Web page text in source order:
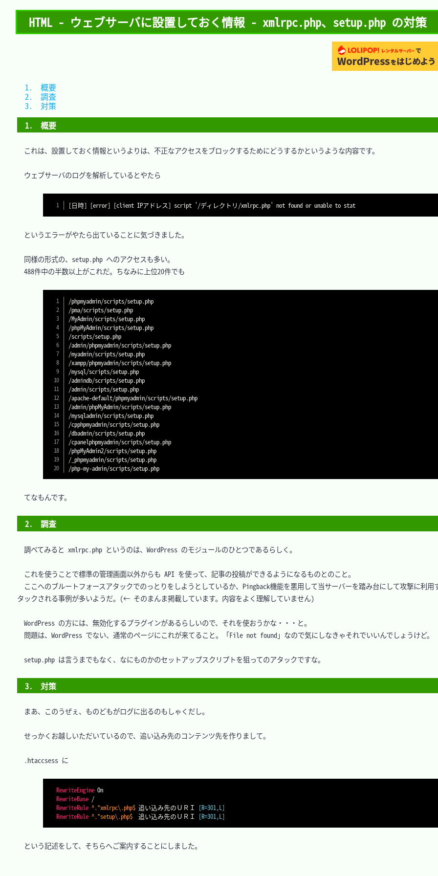
HTML - ウェブサーバに設置しておく情報 - xmlrpc.php、setup.php の対策
1.　概要
これは、設置しておく情報というよりは、不正なアクセスをブロックするためにどうするかというような内容です。
ウェブサーバのログを解析しているとやたら
[日時] [error] [client IPアドレス] script '/ディレクトリ/xmlrpc.php' not found or unable to stat
というエラーがやたら出ていることに気づきました。
同様の形式の、setup.php へのアクセスも多い。
488件中の半数以上がこれだ。ちなみに上位20件でも
/phpmyadmin/scripts/setup.php
/pma/scripts/setup.php
/MyAdmin/scripts/setup.php
/phpMyAdmin/scripts/setup.php
/scripts/setup.php
/admin/phpmyadmin/scripts/setup.php
/myadmin/scripts/setup.php
/xampp/phpmyadmin/scripts/setup.php
/mysql/scripts/setup.php
/admindb/scripts/setup.php
/admin/scripts/setup.php
/apache-default/phpmyadmin/scripts/setup.php
/admin/phpMyAdmin/scripts/setup.php
/mysqladmin/scripts/setup.php
/cpphpmyadmin/scripts/setup.php
/dbadmin/scripts/setup.php
/cpanelphpmyadmin/scripts/setup.php
/phpMyAdmin2/scripts/setup.php
/_phpmyadmin/scripts/setup.php
/php-my-admin/scripts/setup.php
てなもんです。
2.　調査
調べてみると xmlrpc.php というのは、WordPress のモジュールのひとつであるらしく。
これを使うことで標準の管理画面以外からも API を使って、記事の投稿ができるようになるものとのこと。
ここへのブルートフォースアタックでのっとりをしようとしているか、Pingback機能を悪用して当サーバーを踏み台にして攻撃に利用
タックされる事例が多いようだ。(← そのまんま掲載しています。内容をよく理解していません)
WordPress の方には、無効化するプラグインがあるらしいので、それを使おうかな・・・と。
問題は、WordPress でない、通常のページにこれが来てること。「File not found」なので気にしなきゃそれでいいんでしょうけど。
setup.php は言うまでもなく、なにものかのセットアップスクリプトを狙ってのアタックですな。
3.　対策
まあ、このうぜぇ、ものどもがログに出るのもしゃくだし。
せっかくお越しいただいているので、追い込み先のコンテンツ先を作りまして。
.htaccsess に
RewriteEngine
RewriteBase
RewriteRule ^.*xmlrpc\.php$ 追い込み先のＵＲＩ [R=301,L]
RewriteRule ^.*setup\.php$
  追い込み先のＵＲＩ
[R=301,L]
という記述をして、そちらへご案内することにしました。